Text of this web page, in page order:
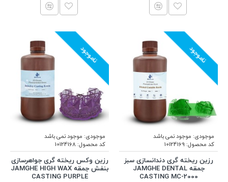
ناموجود
موجودی: موجود نمی باشد
کد محصول: 10124169
رزین ریخته گری دندانسازی سبز
جمقه JAMGHE DENTAL
CASTING MC-2000
ناموجود
موجودی: موجود نمی باشد
کد محصول:10124168
رزین وکس ریخته گری جواهرسازی
بنفش جمقه JAMGHE HIGH WAX
CASTING PURPLE